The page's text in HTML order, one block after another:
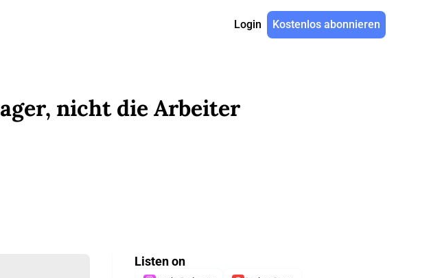
Login Kostenlos abonnieren
nicht die Arbeiter
Listen on